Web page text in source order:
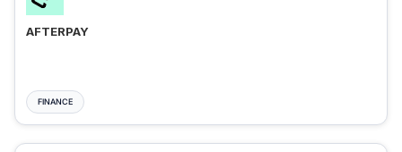
AFTERPAY
FINANCE